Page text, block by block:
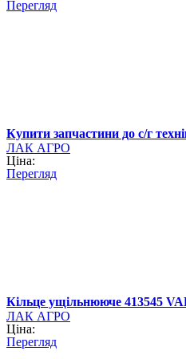
Перегляд
Купити запчастини до с/г
ЛАК АГРО
Ціна:
Перегляд
Кільце ущільнююче 413545
ЛАК АГРО
Ціна:
Перегляд